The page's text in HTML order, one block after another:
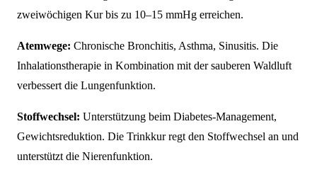
zweiwöchigen Kur bis zu 10–15 mmHg erreichen.
Atemwege: Chronische Bronchitis, Asthma, Sinusitis. Die
Inhalationstherapie in Kombination mit der sauberen Waldluft
verbessert die Lungenfunktion.
Stoffwechsel: Unterstützung beim Diabetes-Management,
Gewichtsreduktion. Die Trinkkur regt den Stoffwechsel an und
unterstützt die Nierenfunktion.